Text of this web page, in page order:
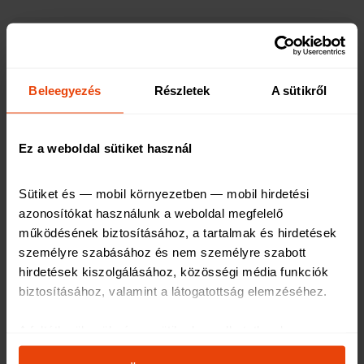
Beleegyezés Részletek A sütikről
Ez a weboldal sütiket használ
Sütiket és — mobil környezetben — mobil hirdetési
azonosítókat használunk a weboldal megfelelő
működésének biztosításához, a tartalmak és hirdetések
személyre szabásához és nem személyre szabott
hirdetések kiszolgálásához, közösségi média funkciók
biztosításához, valamint a látogatottság elemzéséhez
weboldal működéséhez, ezért ezek nem kapcsolhatók ki
Mire fizet a CASCO?
Ki lehet a szerződő, biztosított,
társbiztosított, zálogjogosult?
árakat?